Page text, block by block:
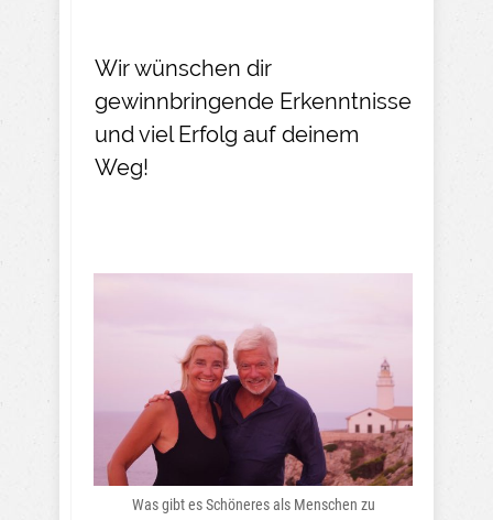
Wir wünschen dir
gewinnbringende Erkenntnisse
und viel Erfolg auf deinem
Weg!
Was gibt es Schöneres als Menschen zu